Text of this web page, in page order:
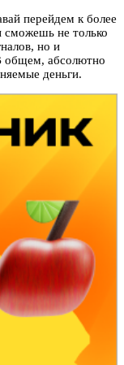
перейдем к более
не только
но и
общем, абсолютно
деньги.